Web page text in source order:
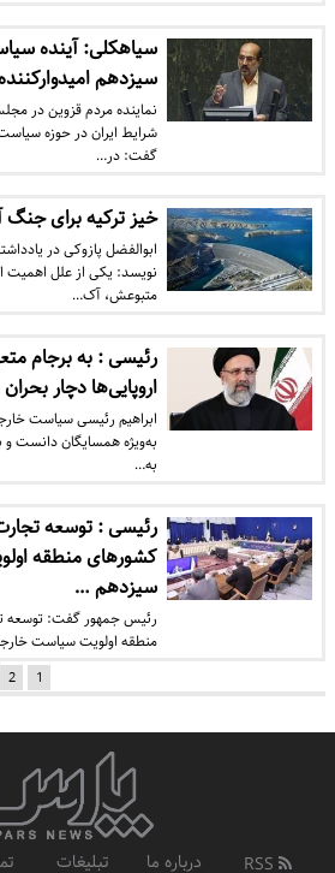
سیاهکلی: آینده
سیزدهم
نماینده مردم قزوین در
شرایط ایران در حوزه
گفت: در…
خیز ترکیه برای جنگ
ابوالفضل پازوکی در
نویسد: یکی از علل اهمیت
متبوعش، آک…
رئیسی : به برجام
اروپایی‌ها دچار
ابراهیم رئیسی سیاست
به‌ویژه همسایگان دانست و
به…
رئیسی : توسعه
کشورهای منطقه
سیزدهم …
رئیس جمهور گفت: توسعه
منطقه اولویت سیاست
1
2
درباره ما تبلیغات